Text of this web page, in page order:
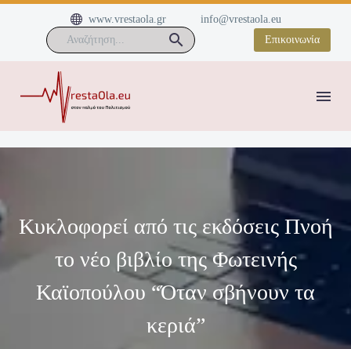

 www.vrestaola.gr
info@vrestaola.eu
Επικοινωνία
Κυκλοφορεί από τις εκδόσεις Πνοή
το νέο βιβλίο της Φωτεινής
Καϊοπούλου “Όταν σβήνουν τα
κεριά”